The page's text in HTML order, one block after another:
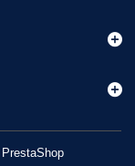
PrestaShop